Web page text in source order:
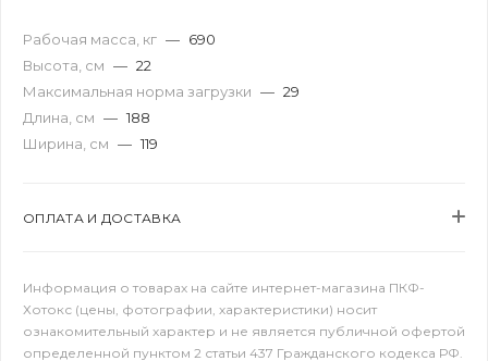
Рабочая масса, кг — 690
Высота, см — 22
Максимальная норма загрузки — 29
Длина, см — 188
Ширина, см — 119
ОПЛАТА И ДОСТАВКА
Информация о товарах на сайте интернет-магазина ПКФ-
Хотокс (цены, фотографии, характеристики) носит
ознакомительный характер и не является публичной офертой
определенной пунктом 2 статьи 437 Гражданского кодекса РФ.